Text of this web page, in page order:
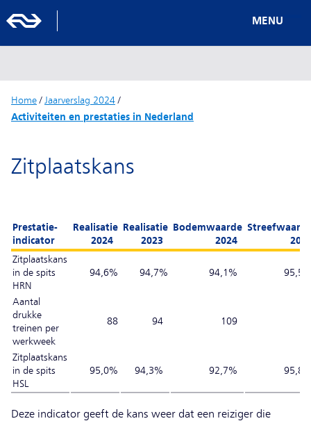
MENU
Home/ Jaarverslag 2024/
Activiteiten en prestaties in Nederland
Zitplaatskans
Prestatie-
indicator
Realisatie
2024
Realisatie
2023
Bodemwaarde
2024
Zitplaatskans
in de spits
HRN
94,6% 94,7% 94,1%
Aantal
drukke
treinen per
werkweek
88 94 109
Zitplaatskans
in de spits
HSL
95,0% 94,3% 92,7%
Deze indicator geeft de kans weer dat een reiziger die